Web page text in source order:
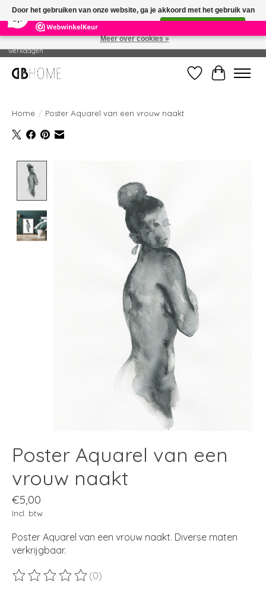
14 Reviews ×
Geproduceerd in eigen drukkerij - Gratis verzending vanaf € 49 - Levertijd: 2-5
werkdagen
Verlanglijst
Home / Poster Aquarel van een vrouw naakt
Poster Aquarel van een
vrouw naakt
€5,00
Incl. btw
Poster Aquarel van een vrouw naakt. Diverse maten
verkrijgbaar.
De beoordeling van dit product is
(0)
Door het gebruiken van onze website, ga je akkoord met het gebruik van
cookies om onze website te verbeteren.
Meer over cookies »